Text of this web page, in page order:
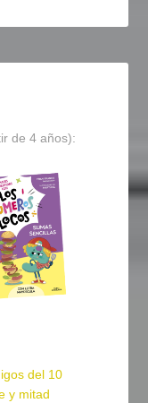
de 4 años):
del 10
y mitad